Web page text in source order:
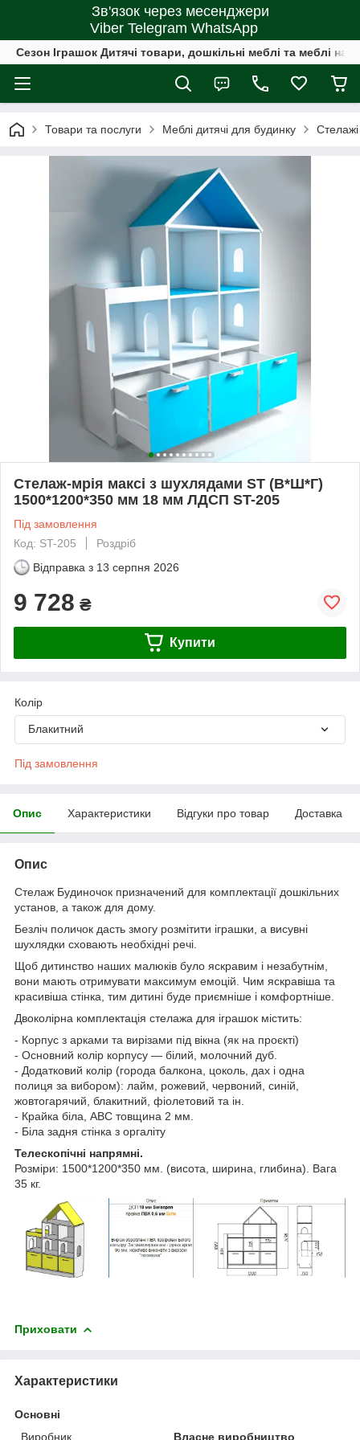
Зв'язок через месенджери
Viber Telegram WhatsApp
Сезон Іграшок Дитячі товари, дошкільні меблі та меблі на
Товари та послуги Меблі дитячі для будинку
Стелаж-мрія максі з шухлядами ST (В*Ш*Г)
1500*1200*350 мм 18 мм ЛДСП ST-205
Під замовлення
Код: ST-205
Роздріб
Відправка з 13 серпня 2026
9 728 ₴
Купити
Колір
Блакитний
Під замовлення
Опис Характеристики Відгуки про товар Доставка
Опис
Стелаж Будиночок призначений для комплектації дошкільних
установ, а також для дому.
Безліч поличок дасть змогу розмітити іграшки, а висувні
шухлядки сховають необхідні речі.
Щоб дитинство наших малюків було яскравим і незабутнім,
вони мають отримувати максимум емоцій. Чим яскравіша та
красивіша стінка, тим дитині буде приємніше і комфортніше.
Двоколірна комплектація стелажа для іграшок містить:
- Корпус з арками та вирізами під вікна (як на проєкті)
- Основний колір корпусу — білий, молочний дуб.
- Додатковий колір (города балкона, цоколь, дах і одна
полиця за вибором): лайм, рожевий, червоний, синій,
жовтогарячий, блакитний, фіолетовий та ін.
- Крайка біла, АВС товщина 2 мм.
- Біла задня стінка з оргаліту
Телескопічні напрямні.
Розміри: 1500*1200*350 мм. (висота, ширина, глибина). Вага
35 кг.
Приховати
Характеристики
Основні
Виробник
Власне виробництво